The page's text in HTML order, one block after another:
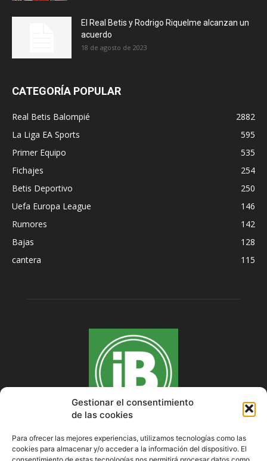
Gestionar el consentimiento
de las cookies
Para ofrecer las mejores experiencias, utilizamos tecnologías como las
cookies para almacenar y/o acceder a la información del dispositivo. El
El Real Betis y Rodrigo Riquelme alcanzan un
acuerdo
18 de agosto de 2023
CATEGORÍA POPULAR
Real Betis Balompié
2882
La Liga EA Sports
595
Primer Equipo
535
Fichajes
254
Betis Deportivo
250
Uefa Europa League
146
Rumores
142
Bajas
128
cantera
115